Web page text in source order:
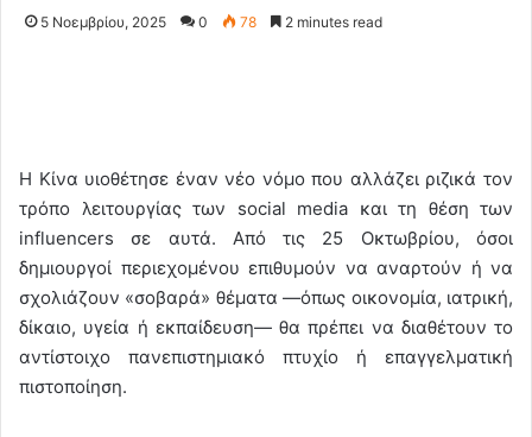
5 Νοεμβρίου, 2025 0 78 2 minutes read
Η Κίνα υιοθέτησε έναν νέο νόμο που αλλάζει ριζικά τον
τρόπο λειτουργίας των social media και τη θέση των
influencers σε αυτά. Από τις 25 Οκτωβρίου, όσοι
δημιουργοί περιεχομένου επιθυμούν να αναρτούν ή να
σχολιάζουν «σοβαρά» θέματα —όπως οικονομία, ιατρική,
δίκαιο, υγεία ή εκπαίδευση— θα πρέπει να διαθέτουν το
αντίστοιχο πανεπιστημιακό πτυχίο ή επαγγελματική
πιστοποίηση.